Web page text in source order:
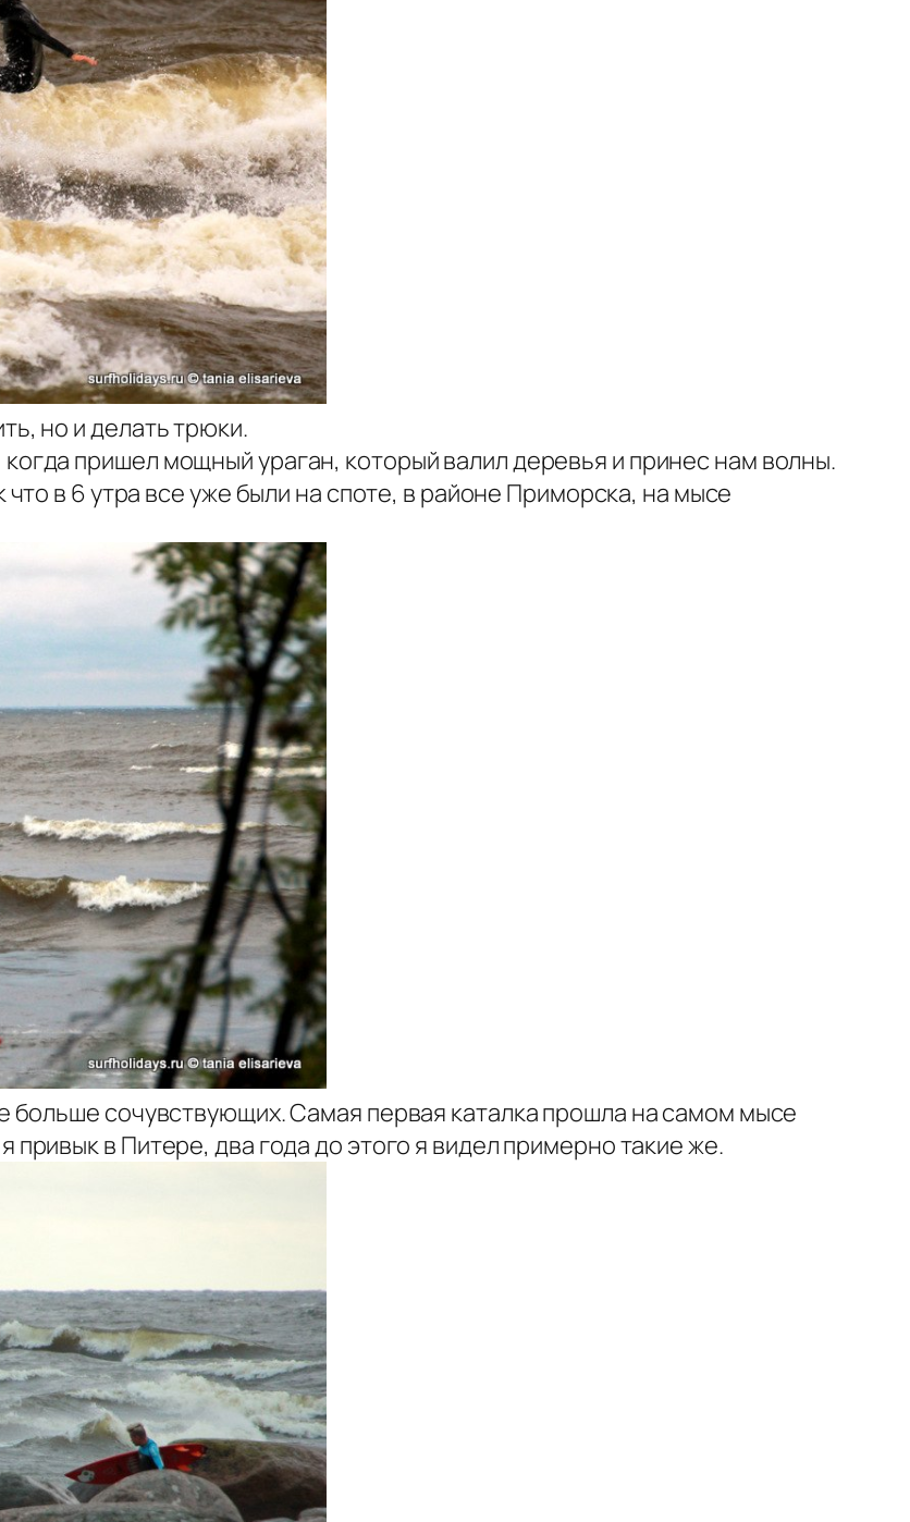
но и делать трюки.
пришел мощный ураган, который валил деревья и принес нам волны.
в 6 утра все уже были на споте, в районе Приморска, на мысе
больше сочувствующих. Самая первая каталка прошла на самом мысе
в Питере, два года до этого я видел примерно такие же.